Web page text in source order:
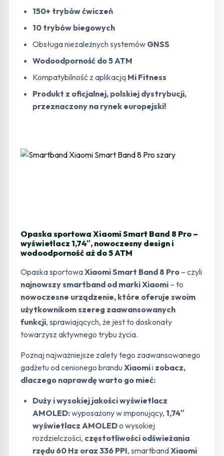
150+ trybów ćwiczeń
10 trybów biegowych
Obsługa niezależnych systemów GNSS
Wodoodporność do 5 ATM
Kompatybilność z aplikacją Mi Fitness
Produkt z oficjalnej, polskiej dystrybucji,
przeznaczony na rynek europejski!
Opaska sportowa Xiaomi Smart Band 8 Pro –
wyświetlacz 1,74″, nowoczesny design i
wodoodporność aż do 5 ATM
Opaska sportowaXiaomi Smart Band 8 Pro – czyli
najnowszy smartband od marki Xiaomi – to
nowoczesne urządzenie, które oferuje swoim
użytkownikom szereg zaawansowanych
funkcji, sprawiających, że jest to doskonały
towarzysz aktywnego trybu życia.
Poznaj najważniejsze zalety tego zaawansowanego
gadżetu od cenionego branduXiaomii zobacz,
dlaczego naprawdę warto go mieć:
Duży i wysokiej jakości wyświetlacz
AMOLED:wyposażony w imponujący, 1,74″
wyświetlacz AMOLEDo wysokiej
rozdzielczości, częstotliwości odświeżania
rzędu 60 Hz oraz 336 PPI, smartbandXiaomi